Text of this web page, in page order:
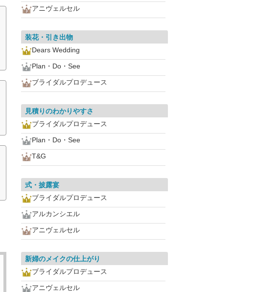
アニヴェルセル
装花・引き出物
Dears Wedding
Plan・Do・See
ブライダルプロデュース
見積りのわかりやすさ
ブライダルプロデュース
Plan・Do・See
T&G
式・披露宴
ブライダルプロデュース
アルカンシエル
アニヴェルセル
新婦のメイクの仕上がり
ブライダルプロデュース
アニヴェルセル